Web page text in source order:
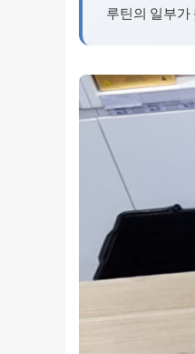
루틴의 일부가